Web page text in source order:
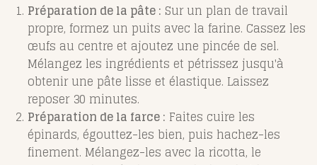
Préparation de la pâte : Sur un plan de travail
propre, formez un puits avec la farine. Cassez les
œufs au centre et ajoutez une pincée de sel.
Mélangez les ingrédients et pétrissez jusqu'à
obtenir une pâte lisse et élastique. Laissez
reposer 30 minutes.
Préparation de la farce : Faites cuire les
épinards, égouttez-les bien, puis hachez-les
finement. Mélangez-les avec la ricotta, le